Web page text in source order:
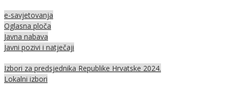
e-savjetovanja
Oglasna ploča
Javna nabava
Javni pozivi i natječaji
Izbori za predsjednika Republike Hrvatske 2024.
Lokalni izbori